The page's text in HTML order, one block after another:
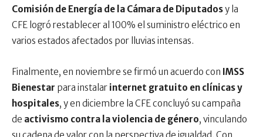
Comisión de Energía de la Cámara de Diputadosy la
CFE logró restablecer al 100% el suministro eléctrico en
varios estados afectados por lluvias intensas.
Finalmente, en noviembre se firmó un acuerdo con IMSS
Bienestar para instalar internet gratuito en clínicas y
hospitales, y en diciembre la CFE concluyó su campaña
de activismo contra la violencia de género, vinculando